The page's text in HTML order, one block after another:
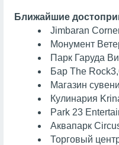
Ближайшие
Jimbaran
Монумент
Парк Гаруда
Бар The Rock
Магазин
Кулинария
Park 23
Аквапарк
Торговый